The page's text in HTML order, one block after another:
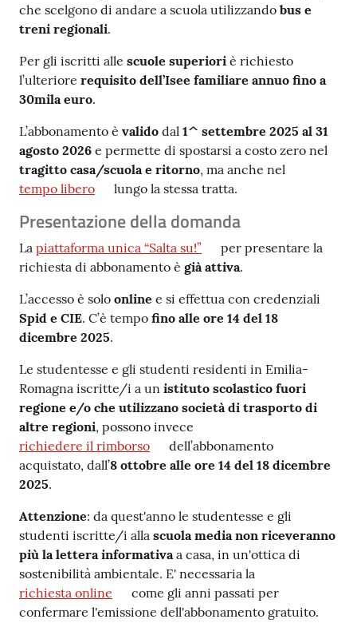
che scelgono di andare a scuola utilizzando bus e
treni regionali.
Per gli iscritti alle scuole superiori è richiesto
l’ulteriore requisito dell’Isee familiare annuo fino a
30mila euro.
L’abbonamento è valido dal 1^ settembre 2025 al 31
agosto 2026 e permette di spostarsi a costo zero nel
tragitto casa/scuola e ritorno, ma anche nel
tempo libero
lungo la stessa tratta.
Presentazione della domanda
La piattaforma unica “Salta su!”
per presentare la
richiesta di abbonamento è già attiva.
L’accesso è solo online e si effettua con credenziali
Spid e CIE. C’è tempo fino alle ore 14 del 18
dicembre 2025.
Le studentesse e gli studenti residenti in Emilia-
Romagna iscritte/i a un istituto scolastico fuori
regione e/o che utilizzano società di trasporto di
altre regioni, possono invece
richiedere il rimborso
dell’abbonamento
acquistato, dall’8 ottobre alle ore 14 del 18 dicembre
2025.
Attenzione: da quest'anno le studentesse e gli
studenti iscritte/i alla scuola media non riceveranno
più la lettera informativa a casa, in un'ottica di
sostenibilità ambientale. E' necessaria la
richiesta online
come gli anni passati per
confermare l'emissione dell'abbonamento gratuito.